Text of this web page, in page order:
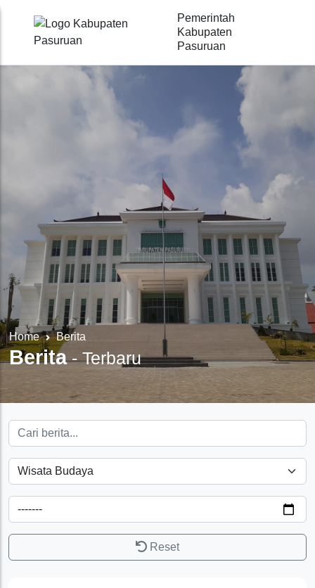
Pemerintah
Kabupaten
Pasuruan
Home Berita
Berita-Terbaru
Reset
Wisata Budaya